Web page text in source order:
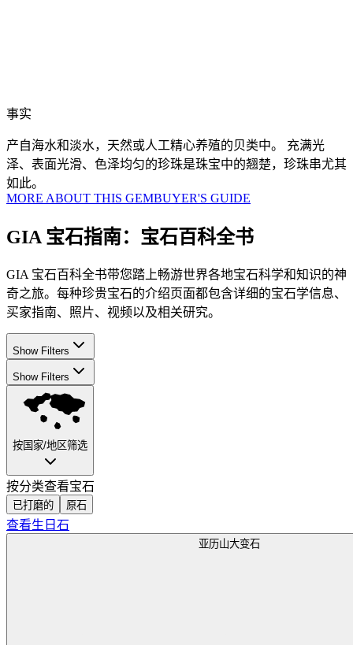
事实
产自海水和淡水，天然或人工精心养殖的贝类中。 充满光
泽、表面光滑、色泽均匀的珍珠是珠宝中的翘楚，珍珠串尤其
如此。
MORE ABOUT THIS GEMBUYER'S GUIDE
GIA 宝石指南：宝石百科全书
GIA 宝石百科全书带您踏上畅游世界各地宝石科学和知识的神
奇之旅。每种珍贵宝石的介绍页面都包含详细的宝石学信息、
买家指南、照片、视频以及相关研究。
Show Filters
Show Filters
按国家/地区筛选
按分类查看宝石
已打磨的 原石
查看生日石
亚历山大变石